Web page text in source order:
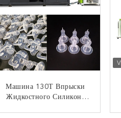
Машина 130Т Впрыски
Жидкостного Силикона